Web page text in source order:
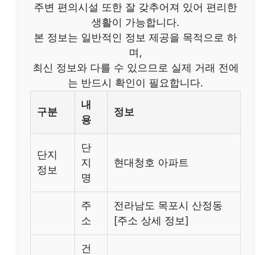
주변 편의시설 또한 잘 갖추어져 있어 편리한
생활이 가능합니다.
본 정보는 일반적인 정보 제공을 목적으로 하
며,
최신 정보와 다를 수 있으므로 실제 거래 전에
는 반드시 확인이 필요합니다.
구분
내
용
정보
단지
정보
단
지
명
현대청호 아파트
주
소
전라남도 목포시 산정동
[주소 상세 정보]
건